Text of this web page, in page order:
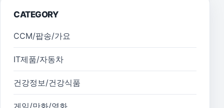
CATEGORY
CCM/팝송/가요
IT제품/자동차
건강정보/건강식품
게임/만화/영화